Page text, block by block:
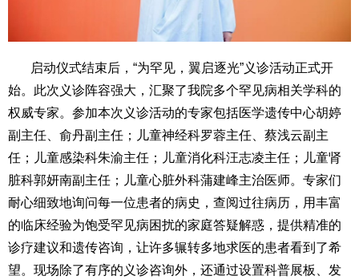
启动仪式结束后， “为罕见，翼启逐光”义诊活动正式开
始。此次义诊阵容强大，汇聚了我院多个罕见病相关学科的
权威专家。参加本次义诊活动的专家包括医学遗传中心胡婷
副主任、俞丹副主任；儿童神经科罗蓉主任、蔡浅云副主
任；儿童感染科朱渝主任；儿童消化科汪志凌主任；儿童肾
脏科郭妍南副主任；儿童心脏外科蒲建峰主治医师。专家们
耐心细致地询问每一位患者的病史，查阅过往病历，用丰富
的临床经验为饱受罕见病困扰的家庭答疑解惑，提供精准的
诊疗建议和遗传咨询，让许多辗转多地求医的患者看到了希
望。现场除了有序的义诊咨询外，还通过设置科普展板、发